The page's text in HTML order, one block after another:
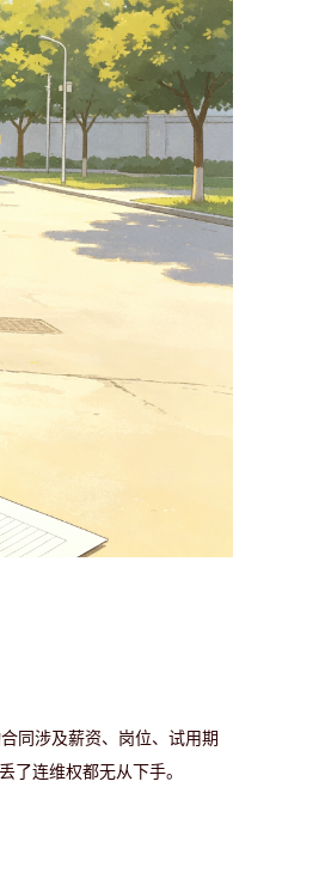
同涉及薪资、岗位、试用期
了连维权都无从下手。